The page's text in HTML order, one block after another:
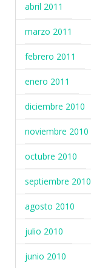
abril 2011
marzo 2011
febrero 2011
enero 2011
diciembre 2010
noviembre 2010
octubre 2010
septiembre 2010
agosto 2010
julio 2010
junio 2010